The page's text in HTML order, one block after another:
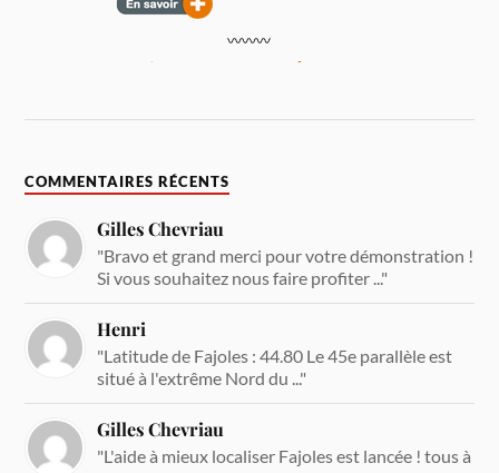
COMMENTAIRES RÉCENTS
Gilles Chevriau
"Bravo et grand merci pour votre démonstration !
Si vous souhaitez nous faire profiter ..."
Henri
"Latitude de Fajoles : 44.80 Le 45e parallèle est
situé à l'extrême Nord du ..."
Gilles Chevriau
"L'aide à mieux localiser Fajoles est lancée ! tous à